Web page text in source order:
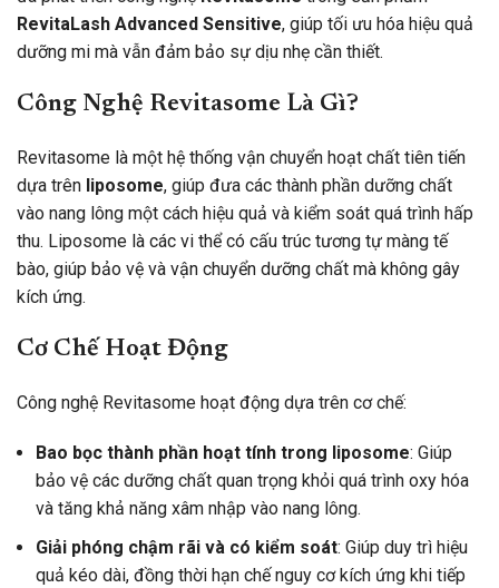
RevitaLash Advanced Sensitive, giúp tối ưu hóa hiệu quả
dưỡng mi mà vẫn đảm bảo sự dịu nhẹ cần thiết.
Công Nghệ Revitasome Là Gì?
Revitasome là một hệ thống vận chuyển hoạt chất tiên tiến
dựa trên liposome, giúp đưa các thành phần dưỡng chất
vào nang lông một cách hiệu quả và kiểm soát quá trình hấp
thu. Liposome là các vi thể có cấu trúc tương tự màng tế
bào, giúp bảo vệ và vận chuyển dưỡng chất mà không gây
kích ứng.
Cơ Chế Hoạt Động
Công nghệ Revitasome hoạt động dựa trên cơ chế:
Bao bọc thành phần hoạt tính trong liposome: Giúp
bảo vệ các dưỡng chất quan trọng khỏi quá trình oxy hóa
và tăng khả năng xâm nhập vào nang lông.
Giải phóng chậm rãi và có kiểm soát: Giúp duy trì hiệu
quả kéo dài, đồng thời hạn chế nguy cơ kích ứng khi tiếp